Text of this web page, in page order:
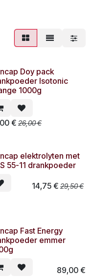
Doy pack
Isotonic
1000g
€ 26,00€
elektrolyten met
55-11 drankpoeder
14,75€ 29,50€
Fast Energy
emmer
89,00€